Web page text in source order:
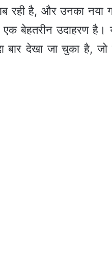
रही है, और उनका नया
बेहतरीन उदाहरण
देखा जा चुका है, जो